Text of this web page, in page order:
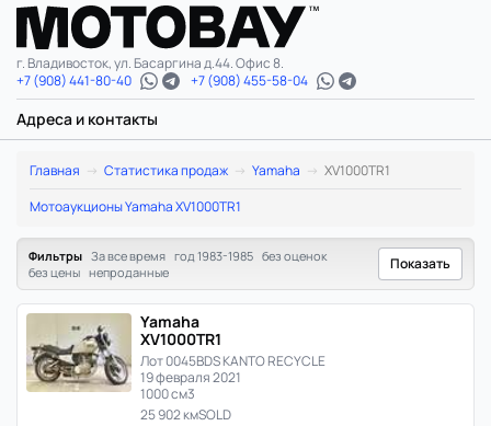
г. Владивосток, ул. Басаргина д.44. Офис 8.
+7 (908) 441-80-40
+7 (908) 455-58-04
Адреса и контакты
Yamaha
XV1000TR1:
статистика
цен
и
продаж
Главная Статистика продаж Yamaha
XV1000TR1
Мотоаукционы Yamaha XV1000TR1
Фильтры За все время год 1983-1985 без оценок
без цены непроданные Показать
Yamaha
XV1000TR1
Лот 0045BDS KANTO RECYCLE
19 февраля 2021
1000 см3
25 902 кмSOLD